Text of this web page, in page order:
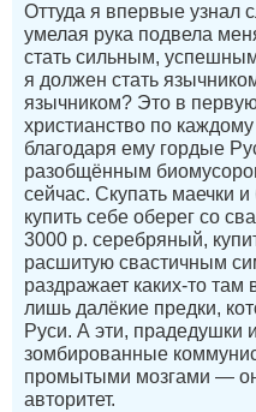
Оттуда я впервые узнал
умелая рука подвела
стать сильным,
я должен стать
язычником? Это в
христианство по
благодаря ему гордые
разобщённым
сейчас. Скупать маечки
купить себе оберег со
3000 р. серебряный,
расшитую свастичным
раздражает каких-то
лишь далёкие предки,
Руси. А эти,
зомбированные
промытыми мозгами —
авторитет.